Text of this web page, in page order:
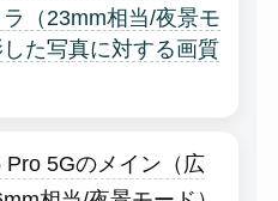
ラ（23mm相当/夜景モ
た写真に対する画質
Pro 5Gのメイン（広